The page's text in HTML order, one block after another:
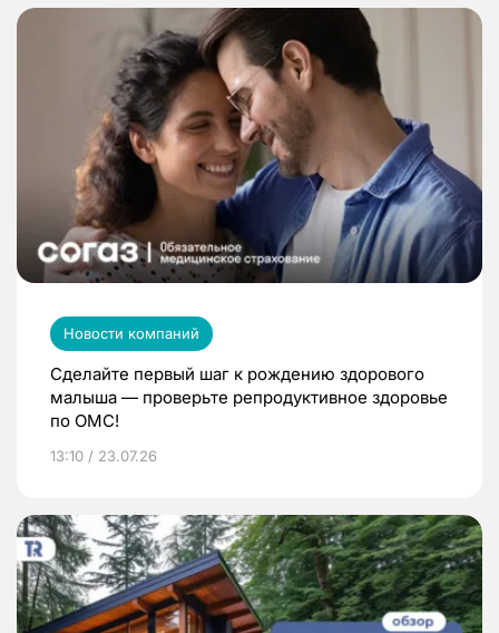
Новости компаний
Сделайте первый шаг к рождению здорового
малыша — проверьте репродуктивное здоровье
по ОМС!
13:10 / 23.07.26